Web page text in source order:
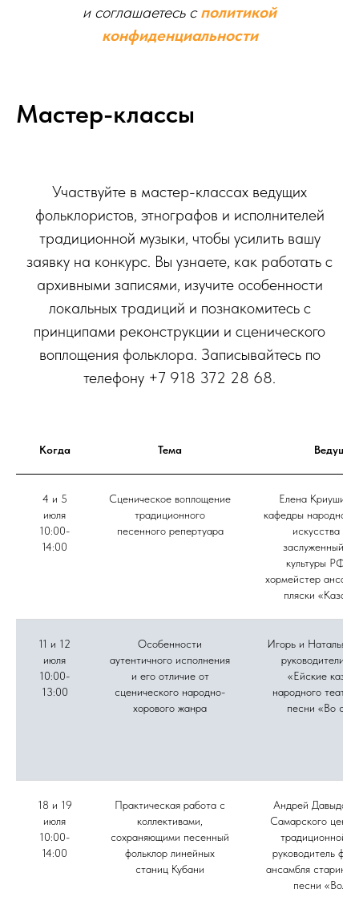
и соглашаетесь c политикой
конфиденциальности
Мастер-классы
Участвуйте в мастер-классах ведущих
фольклористов, этнографов и исполнителей
традиционной музыки, чтобы усилить вашу
заявку на конкурс. Вы узнаете, как работать с
архивными записями, изучите особенности
локальных традиций и познакомитесь с
принципами реконструкции и сценического
воплощения фольклора. Записывайтесь по
телефону +7 918 372 28 68.
Когда Тема Ведущие
4 и 5
июля
10:00-
14:00
Сценическое воплощение
традиционного
песенного репертуара
Елена
кафедры народного
искусства
заслуженный
культуры РФ,
хормейстер
пляски
11 и 12
июля
10:00-
13:00
Особенности
аутентичного исполнения
и его отличие от
сценического народно-
хорового жанра
Игорь и Наталья
руководители
«Ейские
народного театра
песни «Во
18 и 19
июля
10:00-
14:00
Практическая работа с
коллективами,
сохраняющими песенный
фольклор линейных
станиц Кубани
Андрей Давыдов,
Самарского
традиционной
руководитель
ансамбля
песни